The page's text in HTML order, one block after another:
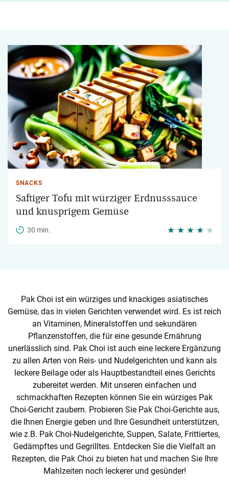
SNACKS
Saftiger Tofu mit würziger Erdnusssauce
und knusprigem Gemüse
30 min.
Pak Choi ist ein würziges und knackiges asiatisches
Gemüse, das in vielen Gerichten verwendet wird. Es ist reich
an Vitaminen, Mineralstoffen und sekundären
Pflanzenstoffen, die für eine gesunde Ernährung
unerlässlich sind. Pak Choi ist auch eine leckere Ergänzung
zu allen Arten von Reis- und Nudelgerichten und kann als
leckere Beilage oder als Hauptbestandteil eines Gerichts
zubereitet werden. Mit unseren einfachen und
schmackhaften Rezepten können Sie ein würziges Pak
Choi-Gericht zaubern. Probieren Sie Pak Choi-Gerichte aus,
die Ihnen Energie geben und Ihre Gesundheit unterstützen,
wie z.B. Pak Choi-Nudelgerichte, Suppen, Salate, Frittiertes,
Gedämpftes und Gegrilltes. Entdecken Sie die Vielfalt an
Rezepten, die Pak Choi zu bieten hat und machen Sie Ihre
Mahlzeiten noch leckerer und gesünder!